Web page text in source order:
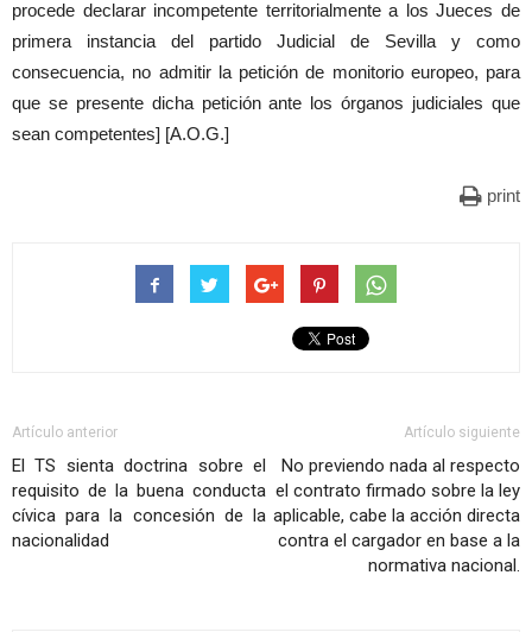
procede declarar incompetente territorialmente a los Jueces de
primera instancia del partido Judicial de Sevilla y como
consecuencia, no admitir la petición de monitorio europeo, para
que se presente dicha petición ante los órganos judiciales que
sean competentes] [A.O.G.]
print
Artículo anterior
El TS sienta doctrina sobre el
requisito de la buena conducta
cívica para la concesión de la
nacionalidad
Artículo siguiente
No previendo nada al respecto
el contrato firmado sobre la ley
aplicable, cabe la acción directa
contra el cargador en base a la
normativa nacional.